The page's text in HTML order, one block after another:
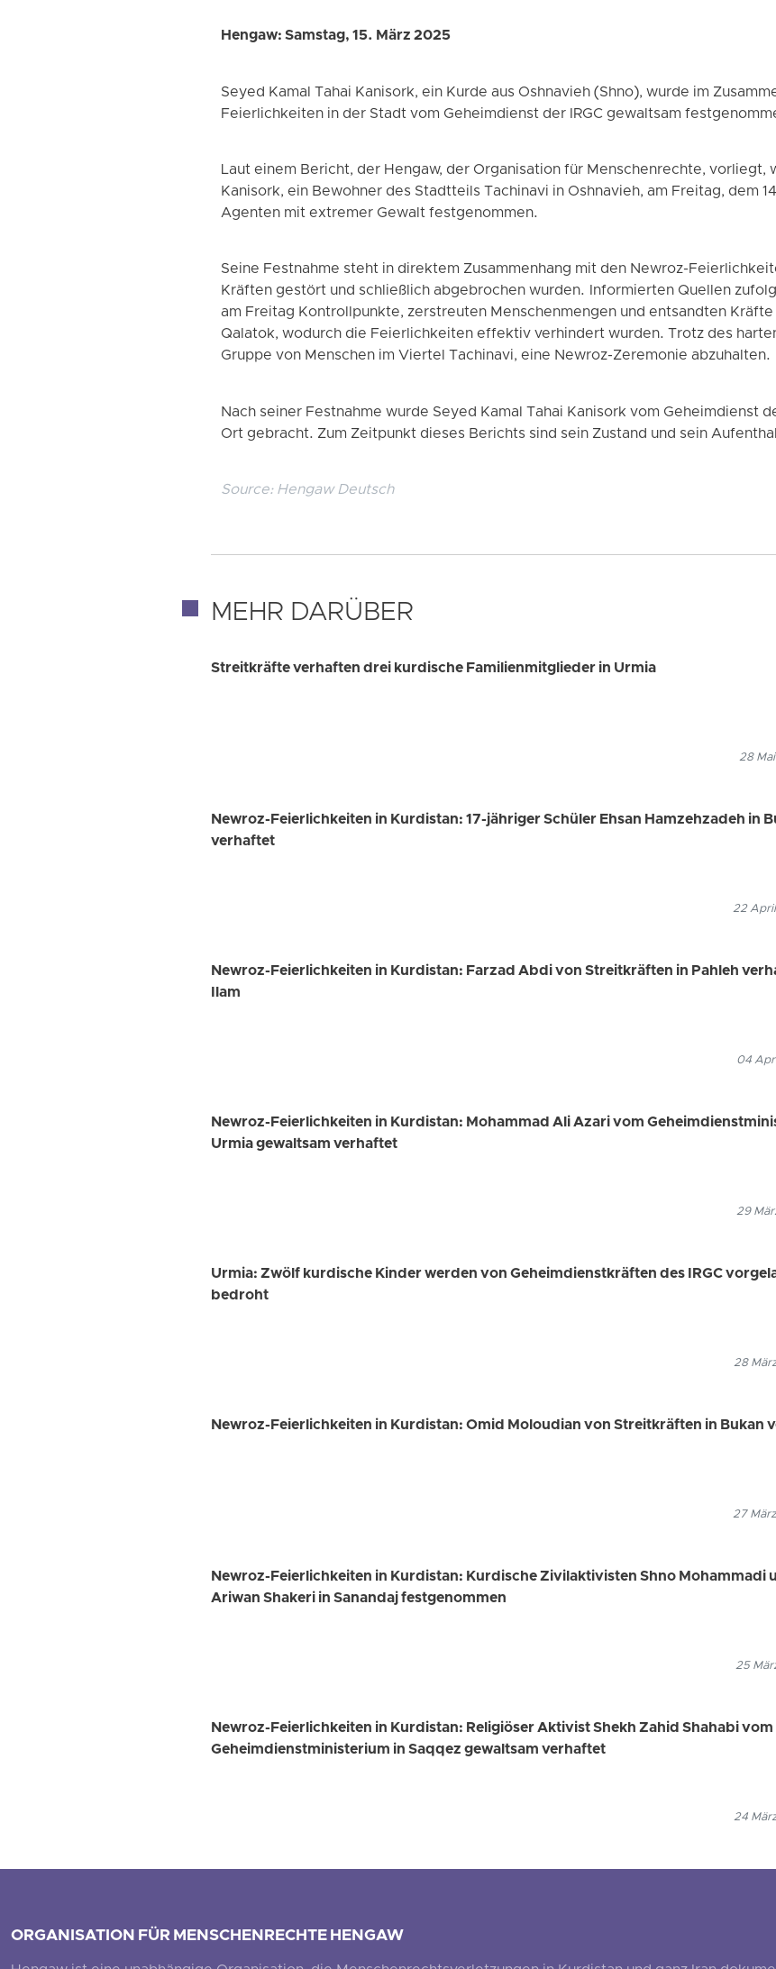
Hengaw: Samstag, 15. März 2025
Seyed Kamal Tahai Kanisork, ein Kurde aus Oshnavieh (Shno), wurde im
Feierlichkeiten in der Stadt vom Geheimdienst der IRGC gewaltsam
Laut einem Bericht, der Hengaw, der Organisation für Menschenrechte, vorliegt,
Kanisork, ein Bewohner des Stadtteils Tachinavi in ​​Oshnavieh, am Freitag, dem
Agenten mit extremer Gewalt festgenommen.
Seine Festnahme steht in direktem Zusammenhang mit den Newroz-
Kräften gestört und schließlich abgebrochen wurden. Informierten Quellen
am Freitag Kontrollpunkte, zerstreuten Menschenmengen und entsandten
Qalatok, wodurch die Feierlichkeiten effektiv verhindert wurden. Trotz des
Gruppe von Menschen im Viertel Tachinavi, eine Newroz-Zeremonie abzuhalten.
Nach seiner Festnahme wurde Seyed Kamal Tahai Kanisork vom Geheimdienst
Ort gebracht. Zum Zeitpunkt dieses Berichts sind sein Zustand und sein
Source: Hengaw Deutsch
MEHR DARÜBER
Streitkräfte verhaften drei kurdische Familienmitglieder in Urmia
28
Newroz-Feierlichkeiten in Kurdistan: 17-jähriger Schüler Ehsan Hamzehzadeh in
verhaftet
22
Newroz-Feierlichkeiten in Kurdistan: Farzad Abdi von Streitkräften in Pahleh
Ilam
04
Newroz-Feierlichkeiten in Kurdistan: Mohammad Ali Azari vom
Urmia gewaltsam verhaftet
29
Urmia: Zwölf kurdische Kinder werden von Geheimdienstkräften des IRGC
bedroht
28
Newroz-Feierlichkeiten in Kurdistan: Omid Moloudian von Streitkräften in Bukan
27
Newroz-Feierlichkeiten in Kurdistan: Kurdische Zivilaktivisten Shno Mohammadi
Ariwan Shakeri in Sanandaj festgenommen
25
Newroz-Feierlichkeiten in Kurdistan: Religiöser Aktivist Shekh Zahid Shahabi vom
Geheimdienstministerium in Saqqez gewaltsam verhaftet
24
ORGANISATION FÜR MENSCHENRECHTE HENGAW